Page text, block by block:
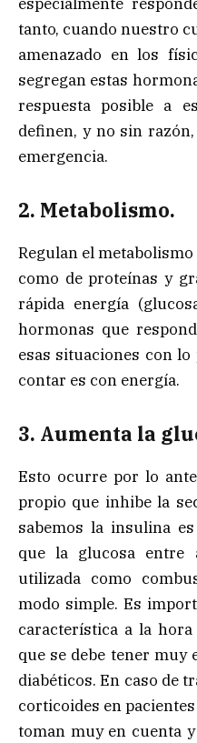
tanto, cuando nuestro
amenazado en los
segregan estas
respuesta posible a
definen, y no sin
emergencia.
2. Metabolismo.
Regulan el
como de proteínas y
rápida energía
hormonas que
esas situaciones con
contar es con energía.
3. Aumenta la
Esto ocurre por lo
propio que inhibe la
sabemos la insulina
que la glucosa entre
utilizada como
modo simple. Es
característica a la
que se debe tener muy
diabéticos. En caso de
corticoides en
toman muy en cuenta